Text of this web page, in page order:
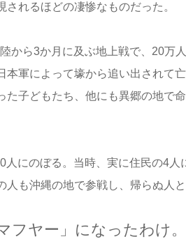
れるほどの凄惨なものだった。
から3か月に及ぶ地上戦で、20万
軍によって壕から追い出されて
子どもたち、他にも異郷の地で
にのぼる。当時、実に住民の4人
も沖縄の地で参戦し、帰らぬ人
フヤー」になったわけ